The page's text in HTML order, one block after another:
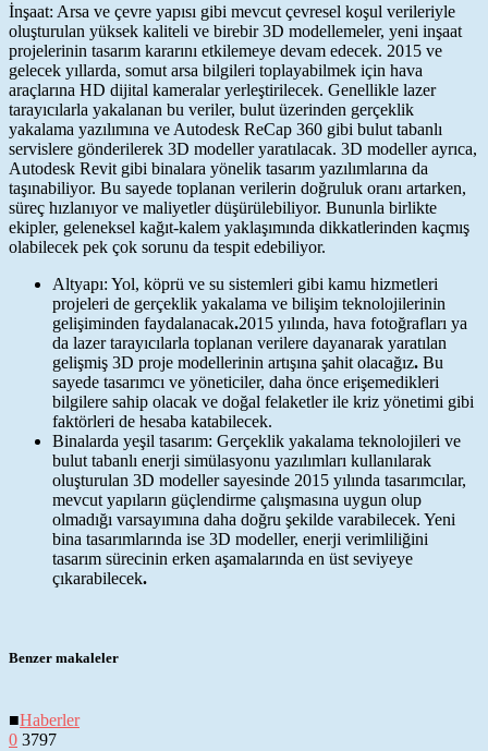
İnşaat: Arsa ve çevre yapısı gibi mevcut çevresel koşul verileriyle
oluşturulan yüksek kaliteli ve birebir 3D modellemeler, yeni inşaat
projelerinin tasarım kararını etkilemeye devam edecek. 2015 ve
gelecek yıllarda, somut arsa bilgileri toplayabilmek için hava
araçlarına HD dijital kameralar yerleştirilecek. Genellikle lazer
tarayıcılarla yakalanan bu veriler, bulut üzerinden gerçeklik
yakalama yazılımına ve Autodesk ReCap 360 gibi bulut tabanlı
servislere gönderilerek 3D modeller yaratılacak. 3D modeller ayrıca,
Autodesk Revit gibi binalara yönelik tasarım yazılımlarına da
taşınabiliyor. Bu sayede toplanan verilerin doğruluk oranı artarken,
süreç hızlanıyor ve maliyetler düşürülebiliyor. Bununla birlikte
ekipler, geleneksel kağıt-kalem yaklaşımında dikkatlerinden kaçmış
olabilecek pek çok sorunu da tespit edebiliyor.
Altyapı: Yol, köprü ve su sistemleri gibi kamu hizmetleri
projeleri de gerçeklik yakalama ve bilişim teknolojilerinin
gelişiminden faydalanacak.2015 yılında, hava fotoğrafları ya
da lazer tarayıcılarla toplanan verilere dayanarak yaratılan
gelişmiş 3D proje modellerinin artışına şahit olacağız. Bu
sayede tasarımcı ve yöneticiler, daha önce erişemedikleri
bilgilere sahip olacak ve doğal felaketler ile kriz yönetimi gibi
faktörleri de hesaba katabilecek.
Binalarda yeşil tasarım: Gerçeklik yakalama teknolojileri ve
bulut tabanlı enerji simülasyonu yazılımları kullanılarak
oluşturulan 3D modeller sayesinde 2015 yılında tasarımcılar,
mevcut yapıların güçlendirme çalışmasına uygun olup
olmadığı varsayımına daha doğru şekilde varabilecek. Yeni
bina tasarımlarında ise 3D modeller, enerji verimliliğini
tasarım sürecinin erken aşamalarında en üst seviyeye
çıkarabilecek.
Benzer makaleler
■Haberler
0 3797